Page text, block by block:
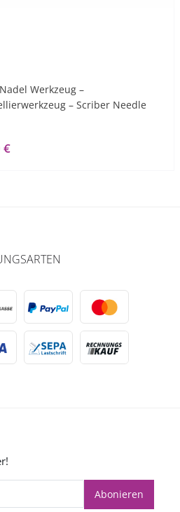
Werkzeug –
– Scriber Needle
€
Abonieren